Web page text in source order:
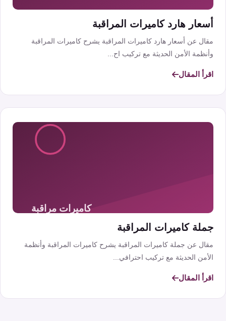
أسعار هارد كاميرات المراقبة
مقال عن أسعار هارد كاميرات المراقبة يشرح كاميرات المراقبة
وأنظمة الأمن الحديثة مع تركيب اح...
اقرأ المقال
جملة كاميرات المراقبة
مقال عن جملة كاميرات المراقبة يشرح كاميرات المراقبة وأنظمة
الأمن الحديثة مع تركيب احترافي...
اقرأ المقال